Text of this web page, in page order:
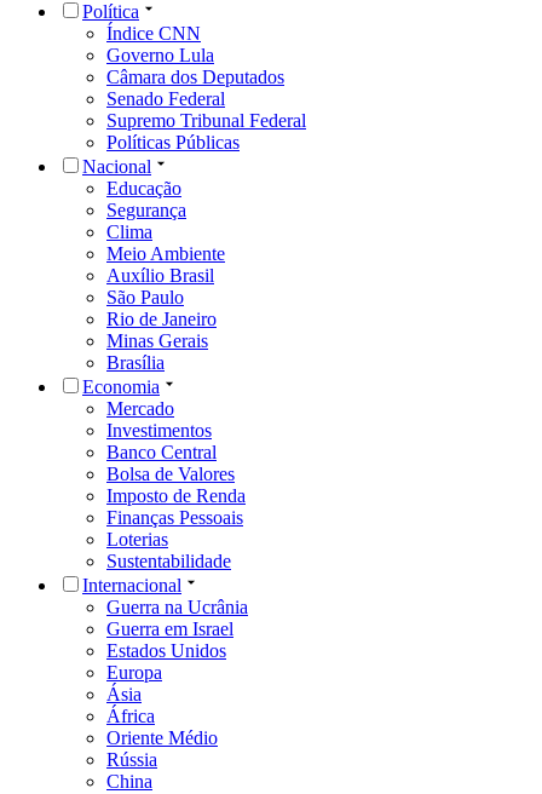
Política
Índice CNN
Governo Lula
Câmara dos Deputados
Senado Federal
Supremo Tribunal Federal
Políticas Públicas
Nacional
Educação
Segurança
Clima
Meio Ambiente
Auxílio Brasil
São Paulo
Rio de Janeiro
Minas Gerais
Brasília
Economia
Mercado
Investimentos
Banco Central
Bolsa de Valores
Imposto de Renda
Finanças Pessoais
Loterias
Sustentabilidade
Internacional
Guerra na Ucrânia
Guerra em Israel
Estados Unidos
Europa
Ásia
África
Oriente Médio
Rússia
China